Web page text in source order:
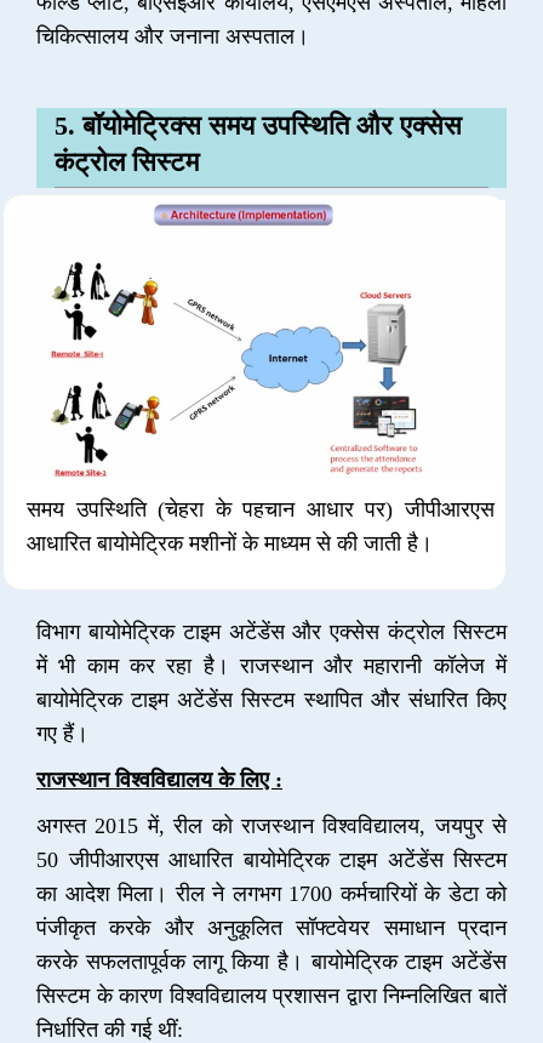
चिकित्सालय और जनाना अस्पताल।
5. बॉयोमेट्रिक्स समय उपस्थिति और एक्सेस
कंट्रोल सिस्टम
समय उपस्थिति (चेहरा के पहचान आधार पर) जीपीआरएस
आधारित बायोमेट्रिक मशीनों के माध्यम से की जाती है।
विभाग बायोमेट्रिक टाइम अटेंडेंस और एक्सेस कंट्रोल सिस्टम
में भी काम कर रहा है। राजस्थान और महारानी कॉलेज में
बायोमेट्रिक टाइम अटेंडेंस सिस्टम स्थापित और संधारित किए
गए हैं।
राजस्थान विश्वविद्यालय के लिए :
अगस्त 2015 में, रील को राजस्थान विश्वविद्यालय, जयपुर से
50 जीपीआरएस आधारित बायोमेट्रिक टाइम अटेंडेंस सिस्टम
का आदेश मिला। रील ने लगभग 1700 कर्मचारियों के डेटा को
पंजीकृत करके और अनुकूलित सॉफ्टवेयर समाधान प्रदान
करके सफलतापूर्वक लागू किया है। बायोमेट्रिक टाइम अटेंडेंस
सिस्टम के कारण विश्वविद्यालय प्रशासन द्वारा निम्नलिखित बातें
निर्धारित की गई थीं: